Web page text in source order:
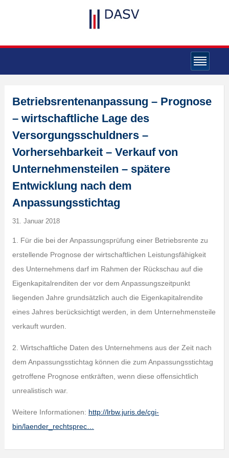
Betriebsrentenanpassung – Prognose
– wirtschaftliche Lage des
Versorgungsschuldners –
Vorhersehbarkeit – Verkauf von
Unternehmensteilen – spätere
Entwicklung nach dem
Anpassungsstichtag
31. Januar 2018
1. Für die bei der Anpassungsprüfung einer Betriebsrente zu
erstellende Prognose der wirtschaftlichen Leistungsfähigkeit
des Unternehmens darf im Rahmen der Rückschau auf die
Eigenkapitalrenditen der vor dem Anpassungszeitpunkt
liegenden Jahre grundsätzlich auch die Eigenkapitalrendite
eines Jahres berücksichtigt werden, in dem Unternehmensteile
verkauft wurden.
2. Wirtschaftliche Daten des Unternehmens aus der Zeit nach
dem Anpassungsstichtag können die zum Anpassungsstichtag
getroffene Prognose entkräften, wenn diese offensichtlich
unrealistisch war.
Weitere Informationen: http://lrbw.juris.de/cgi-
bin/laender_rechtsprec…